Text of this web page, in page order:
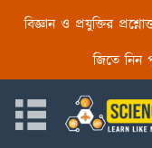
বিজ্ঞান ও প্রযুক্তির
জিতে নিন